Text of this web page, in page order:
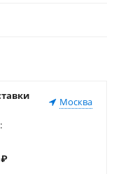
Москва
:
₽